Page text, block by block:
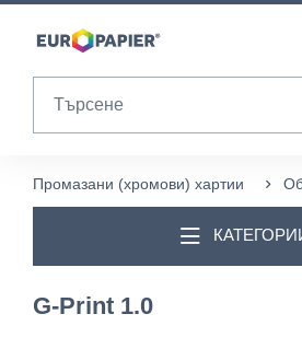
Table Of Content
Промазани (хромови) хартии
G-Print 1.0